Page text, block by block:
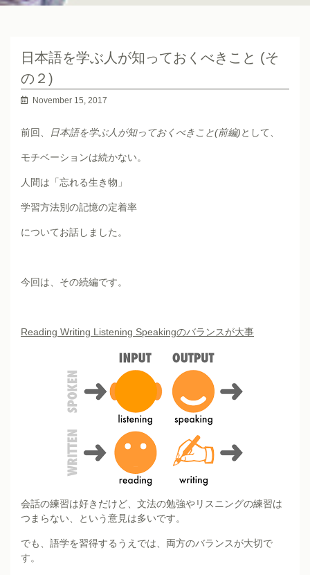
日本語を学ぶ人が知っておくべきこと (そ
の２)
November 15, 2017
前回、 日本語を学ぶ人が知っておくべきこと(前編)として、
モチベーションは続かない。
人間は「忘れる生き物」
学習方法別の記憶の定着率
についてお話しました。
今回は、その続編です。
Reading Writing Listening Speakingのバランスが大事
会話の練習は好きだけど、文法の勉強やリスニングの練習は
つまらない、という意見は多いです。
でも、語学を習得するうえでは、両方のバランスが大切で
す。